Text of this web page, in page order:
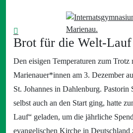
Brot für die Welt-Lauf
Den eisigen Temperaturen zum Trotz
Marienauer*innen am 3. Dezember
St. Johannes in Dahlenburg. Pastorin
selbst auch an den Start ging, hatte
Lauf“ geladen, um die jährliche
evangelischen Kirche in Deutschland